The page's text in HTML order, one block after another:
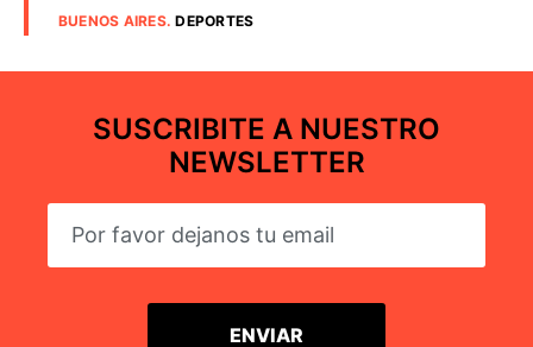
BUENOS AIRES.DEPORTES
SUSCRIBITE A NUESTRO
NEWSLETTER